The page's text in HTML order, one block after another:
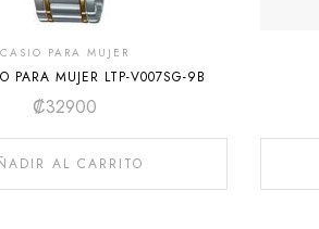
CASIO PARA MUJER
PARA MUJER LTP-V007SG-9B
₡32900
AL CARRITO